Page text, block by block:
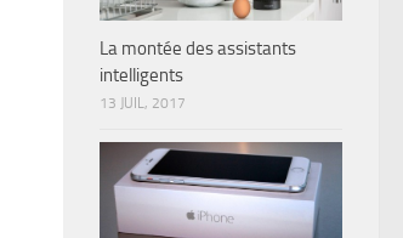
La montée des assistants
intelligents
13 JUIL, 2017